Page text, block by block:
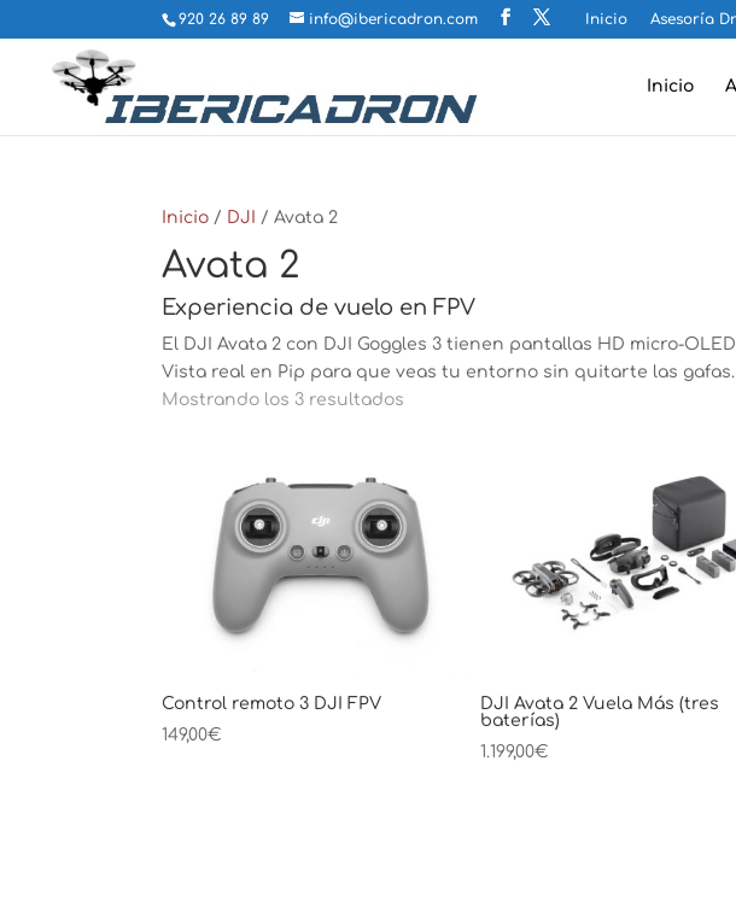
920 26 89 89 info@ibericadron.com Inicio Asesoría
Inicio
Inicio / DJI / Avata 2
Avata 2
Experiencia de vuelo en FPV
El DJI Avata 2 con DJI Goggles 3 tienen pantallas HD micro-
Vista real en Pip para que veas tu entorno sin quitarte las gafas.
Mostrando los 3 resultados
Control remoto 3 DJI FPV
149,00€
DJI Avata 2 Vuela Más (tres
baterías)
1.199,00€